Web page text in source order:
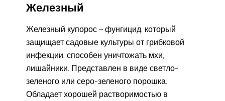
Железный
Железный купорос – фунгицид, который
защищает садовые культуры от грибковой
инфекции, способен уничтожать мхи,
лишайники. Представлен в виде светло-
зеленого или серо-зеленого порошка.
Обладает хорошей растворимостью в